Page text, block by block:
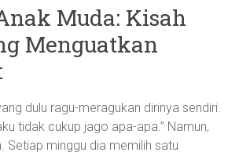
Muda: Kisah
Menguatkan
dulu ragu-meragukan dirinya sendiri.
tidak cukup jago apa-apa.” Namun,
Setiap minggu dia memilih satu